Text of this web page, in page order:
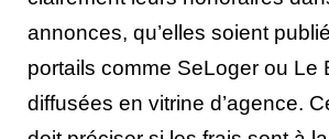
annonces, qu’elles soient
portails comme SeLoger ou Le
diffusées en vitrine d’agence.